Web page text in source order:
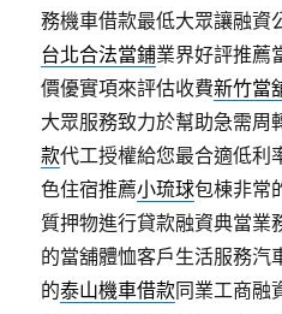
務機車借款最低大眾讓融資
台北合法當鋪業界好評推薦
價優實項來評估收費新竹當
大眾服務致力於幫助急需周
款代工授權給您最合適低利
色住宿推薦小琉球包棟非常
質押物進行貸款融資典當業
的當舖體恤客戶生活服務汽
的泰山機車借款同業工商融